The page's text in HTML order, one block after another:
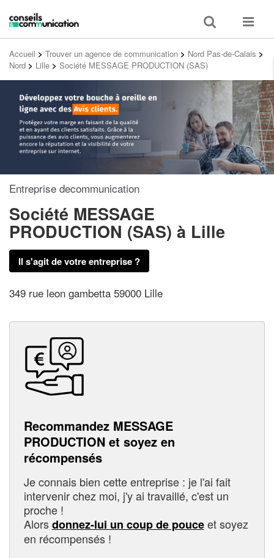
Toggle
search
Toggle
Accueil > Trouver un agence de communication > Nord Pas-de-Calais >
Nord > Lille > Société MESSAGE PRODUCTION (SAS)
Entreprise decommunication
Société MESSAGE
PRODUCTION (SAS) à Lille
Il s'agit de votre entreprise ?
349 rue leon gambetta 59000 Lille
Recommandez MESSAGE
PRODUCTION et soyez en
récompensés
Je connais bien cette entreprise : je l'ai fait
intervenir chez moi, j'y ai travaillé, c'est un
proche !
Alorsdonnez-lui un coup de pouceet soyez
en récompensés !